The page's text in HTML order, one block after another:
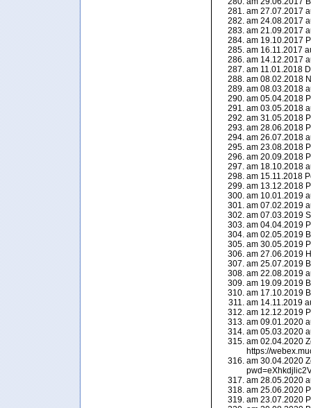
am 27.07.2017
am 24.08.2017
am 21.09.2017
am 19.10.2017
am 16.11.2017
am 14.12.2017
am 11.01.2018
am 08.02.2018
am 08.03.2018
am 05.04.2018
am 03.05.2018
am 31.05.2018
am 28.06.2018
am 26.07.2018
am 23.08.2018
am 20.09.2018
am 18.10.2018
am 15.11.2018
am 13.12.2018
am 10.01.2019
am 07.02.2019
am 07.03.2019
am 04.04.2019
am 02.05.2019
am 30.05.2019
am 27.06.2019
am 25.07.2019
am 22.08.2019
am 19.09.2019
am 17.10.2019
am 14.11.2019
am 12.12.2019
am 09.01.2020
am 05.03.2020
am 02.04.2020
https://
am 30.04.2020
am 28.05.2020
am 25.06.2020
am 23.07.2020